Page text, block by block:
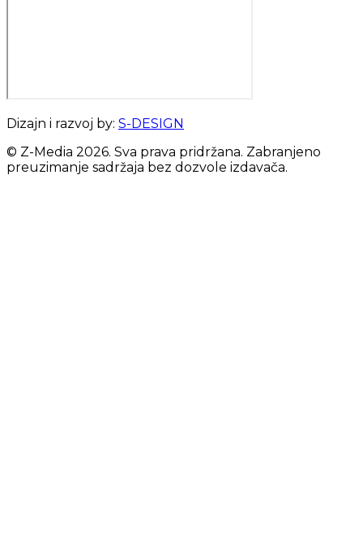
Dizajn i razvoj by: S-DESIGN
© Z-Media 2026. Sva prava pridržana. Zabranjeno
preuzimanje sadržaja bez dozvole izdavača.